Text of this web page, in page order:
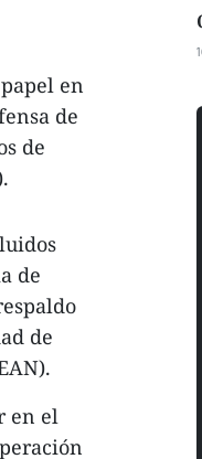
en
de
de
de
de
en el